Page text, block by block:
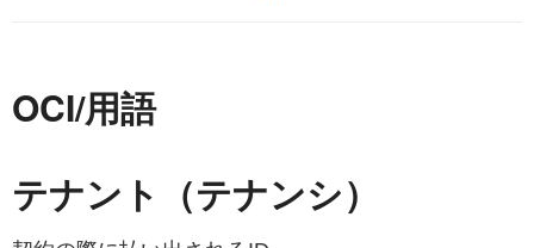
OCI/用語
テナント（テナンシ）